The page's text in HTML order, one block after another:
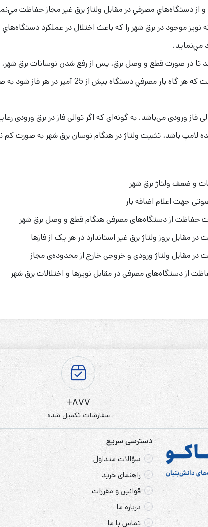
و از دستگاه‌هاي مصرفي در مقابل ولتاژ برق غير مجاز حفاظت
نويز موجود در برق شهر را كه باعث اختلال در عملكرد
مي‌نمايد.
تا در صورت قطع و وصل برق، پس از رفع شدن نوسانات برق شهر،
مجهز به آلارم صوتي است كه هر گاه
فاز ورودی می‌باشد. به گونه‌ای که اگر توالی فاز در برق
لامپ باشد، تثبیت ولتاژ در هنگام نوسان برق شهر به صورت کم
و ضعف ولتاژ برق شهر
جهت اعلام اضافه بار
حفاظت از دستگاه‌های مصرفی هنگام قطع و وصل برق شهر
مقابل بروز ولتاژ برق غیر استاندارد در هر یک از فازها
مقابل ولتاژ ورودی و خروجی خارج از محدوده‌ی مجاز
از دستگاه‌های مصرفی در مقابل نویزها و اختلالات برق شهر
877+
سفارشات تکمیل شده
دسترسی سریع
سؤالات متداول
راهنمای خرید
قوانین و مقررات
درباره ما
تماس با ما